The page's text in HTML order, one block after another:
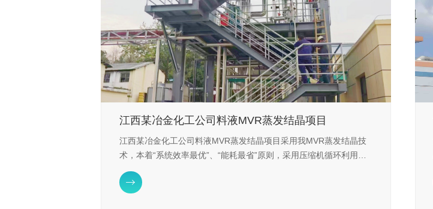
江西某冶金化工公司料液MVR蒸发结晶项目
江西某冶金化工公司料液MVR蒸发结晶项目采用我MVR蒸发结晶技
术，本着“系统效率最优”、“能耗最省”原则，采用压缩机循环利用二
次蒸汽潜热，提高了能效利用率，实现生蒸汽和冷却水用量大幅降
低。对比传统蒸发器，MVR蒸发系统占地面积缩小，且运行成本降
